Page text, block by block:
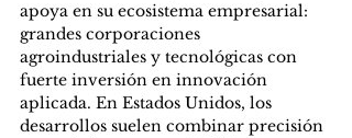
apoya en su ecosistema empresarial:
grandes corporaciones
agroindustriales y tecnológicas con
fuerte inversión en innovación
aplicada. En Estados Unidos, los
desarrollos suelen combinar precisión